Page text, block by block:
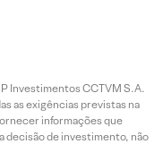
Investimentos CCTVM S.A.
as exigências previstas na
informações que
decisão de investimento, não